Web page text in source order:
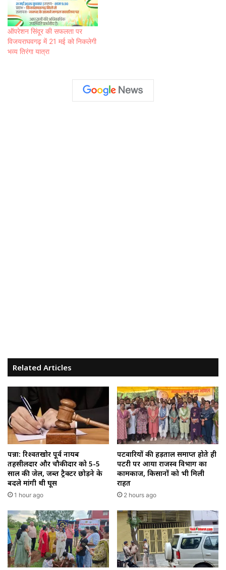
ऑपरेशन सिंदूर की सफलता पर
विजयराघवगढ़ में 21 मई को निकलेगी
भव्य तिरंगा यात्रा
Related Articles
पन्ना: रिश्वतखोर पूर्व नायब
तहसीलदार और चौकीदार को 5-5
साल की जेल, जब्त ट्रैक्टर छोड़ने के
बदले मांगी थी घूस
1 hour ago
पटवारियों की हड़ताल समाप्त होते ही
पटरी पर आया राजस्व विभाग का
कामकाज, किसानों को भी मिली
राहत
2 hours ago